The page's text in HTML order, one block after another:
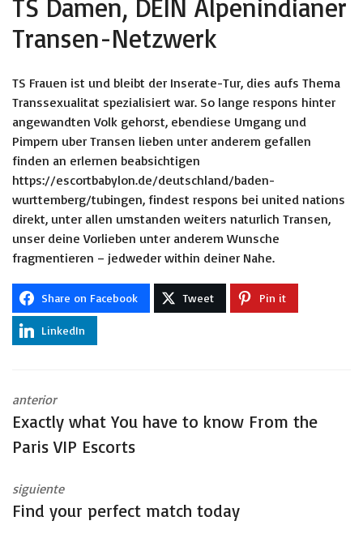
TS Damen, DEIN Alpenindianer
Transen-Netzwerk
TS Frauen ist und bleibt der Inserate-Tur, dies aufs Thema
Transsexualitat spezialisiert war. So lange respons hinter
angewandten Volk gehorst, ebendiese Umgang und
Pimpern uber Transen lieben unter anderem gefallen
finden an erlernen beabsichtigen
https://escortbabylon.de/deutschland/baden-
wurttemberg/tubingen, findest respons bei united nations
direkt, unter allen umstanden weiters naturlich Transen,
unser deine Vorlieben unter anderem Wunsche
fragmentieren – jedweder within deiner Nahe.
Share on Facebook Tweet Pin it
LinkedIn
anterior
Exactly what You have to know From the
Paris VIP Escorts
siguiente
Find your perfect match today